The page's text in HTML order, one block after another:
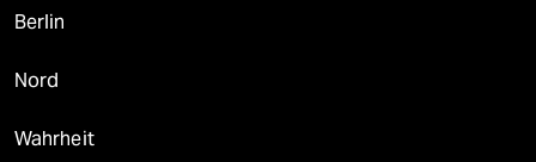
Berlin
Nord
Wahrheit